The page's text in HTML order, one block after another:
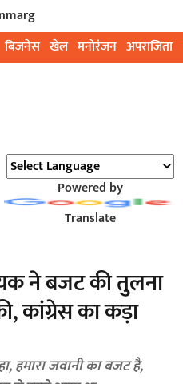
बिजनेस खेल मनोरंजन अपराजिता
Powered by
Translate
ने बजट की तुलना
कांग्रेस का कड़ा
हमारा जवानी का बजट है,